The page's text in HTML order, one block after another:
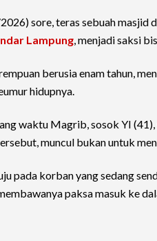
sore, teras sebuah masjid
Lampung, menjadi saksi
berusia enam tahun,
hidupnya.
waktu Magrib, sosok YI
muncul bukan untuk
pada korban yang sedang
paksa masuk ke